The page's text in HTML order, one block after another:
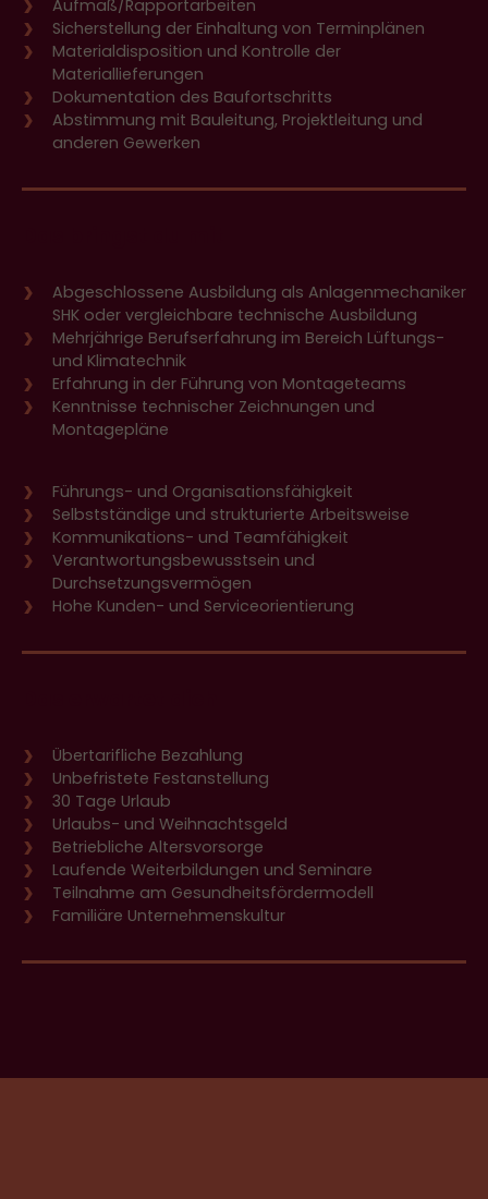
Aufmaß/Rapportarbeiten
Sicherstellung der Einhaltung von Terminplänen
Materialdisposition und Kontrolle der
Materiallieferungen
Dokumentation des Baufortschritts
Abstimmung mit Bauleitung, Projektleitung und
anderen Gewerken
Abgeschlossene Ausbildung als Anlagenmechaniker
SHK oder vergleichbare technische Ausbildung
Mehrjährige Berufserfahrung im Bereich Lüftungs-
und Klimatechnik
Erfahrung in der Führung von Montageteams
Kenntnisse technischer Zeichnungen und
Montagepläne
Führungs- und Organisationsfähigkeit
Selbstständige und strukturierte Arbeitsweise
Kommunikations- und Teamfähigkeit
Verantwortungsbewusstsein und
Durchsetzungsvermögen
Hohe Kunden- und Serviceorientierung
Übertarifliche Bezahlung
Unbefristete Festanstellung
30 Tage Urlaub
Urlaubs- und Weihnachtsgeld
Betriebliche Altersvorsorge
Laufende Weiterbildungen und Seminare
Teilnahme am Gesundheitsfördermodell
Familiäre Unternehmenskultur